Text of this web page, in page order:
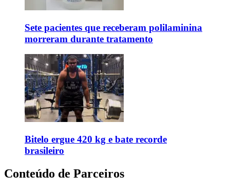
Sete pacientes que receberam polilaminina
morreram durante tratamento
Bitelo ergue 420 kg e bate recorde
brasileiro
Conteúdo de Parceiros